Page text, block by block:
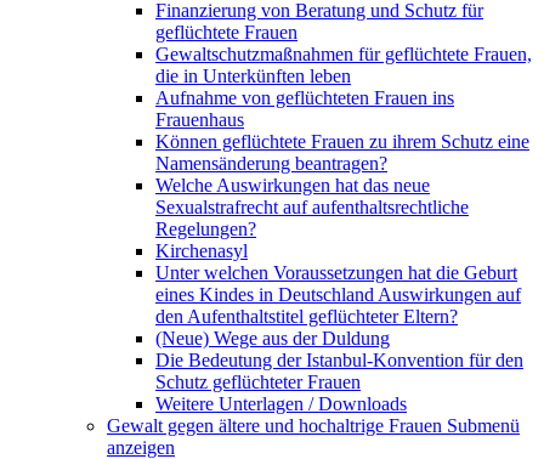
Finanzierung von Beratung und Schutz für
geflüchtete Frauen
Gewaltschutzmaßnahmen für geflüchtete Frauen,
die in Unterkünften leben
Aufnahme von geflüchteten Frauen ins
Frauenhaus
Können geflüchtete Frauen zu ihrem Schutz eine
Namensänderung beantragen?
Welche Auswirkungen hat das neue
Sexualstrafrecht auf aufenthaltsrechtliche
Regelungen?
Kirchenasyl
Unter welchen Voraussetzungen hat die Geburt
eines Kindes in Deutschland Auswirkungen auf
den Aufenthaltstitel geflüchteter Eltern?
(Neue) Wege aus der Duldung
Die Bedeutung der Istanbul-Konvention für den
Schutz geflüchteter Frauen
Weitere Unterlagen / Downloads
Gewalt gegen ältere und hochaltrige Frauen Submenü
anzeigen